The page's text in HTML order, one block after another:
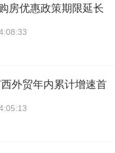
房优惠政策期限延长
外贸年内累计增速首